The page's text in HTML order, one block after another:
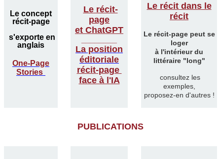
Le concept
récit-page
s'exporte en
anglais
One-Page
Stories
Le récit-
page
et ChatGPT
La position
éditoriale
récit-page
face à l'IA
Le récit dans le
récit
Le récit-page peut se
loger
à l'intérieur du
littéraire "long"
consultez les
exemples,
proposez-en d'autres !
PUBLICATIONS